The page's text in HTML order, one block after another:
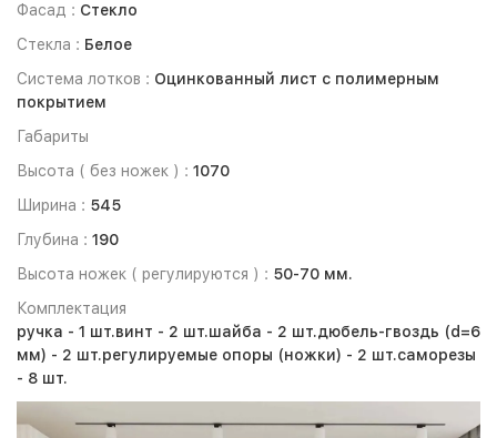
Фасад : Стекло
Стекла : Белое
Система лотков : Оцинкованный лист с полимерным
покрытием
Габариты
Высота ( без ножек ) : 1070
Ширина : 545
Глубина : 190
Высота ножек ( регулируются ) : 50-70 мм.
Комплектация
ручка - 1 шт.винт - 2 шт.шайба - 2 шт.дюбель-гвоздь (d=6
мм) - 2 шт.регулируемые опоры (ножки) - 2 шт.саморезы
- 8 шт.